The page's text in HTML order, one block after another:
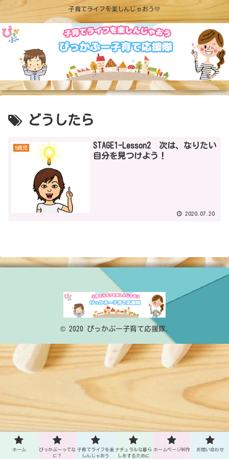
子育てライフを楽しんじゃおう💛
どうしたら
5歳児
STAGE1-Lesson2 次は、なりたい
自分を見つけよう！
2020.07.20
© 2020 ぴっかぶー子育て応援隊.
ホーム
ぴっかぶーってな
に？
子育てライフを楽
しんじゃおう
ナチュラルな暮ら
しをするために
ホームページ制作 お問い合わせ